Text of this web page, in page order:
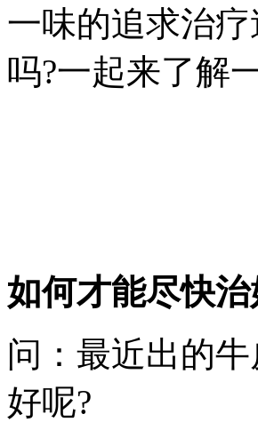
一味的追求治
吗?一起来了解
如何才能尽快
问：最近出的
好呢?